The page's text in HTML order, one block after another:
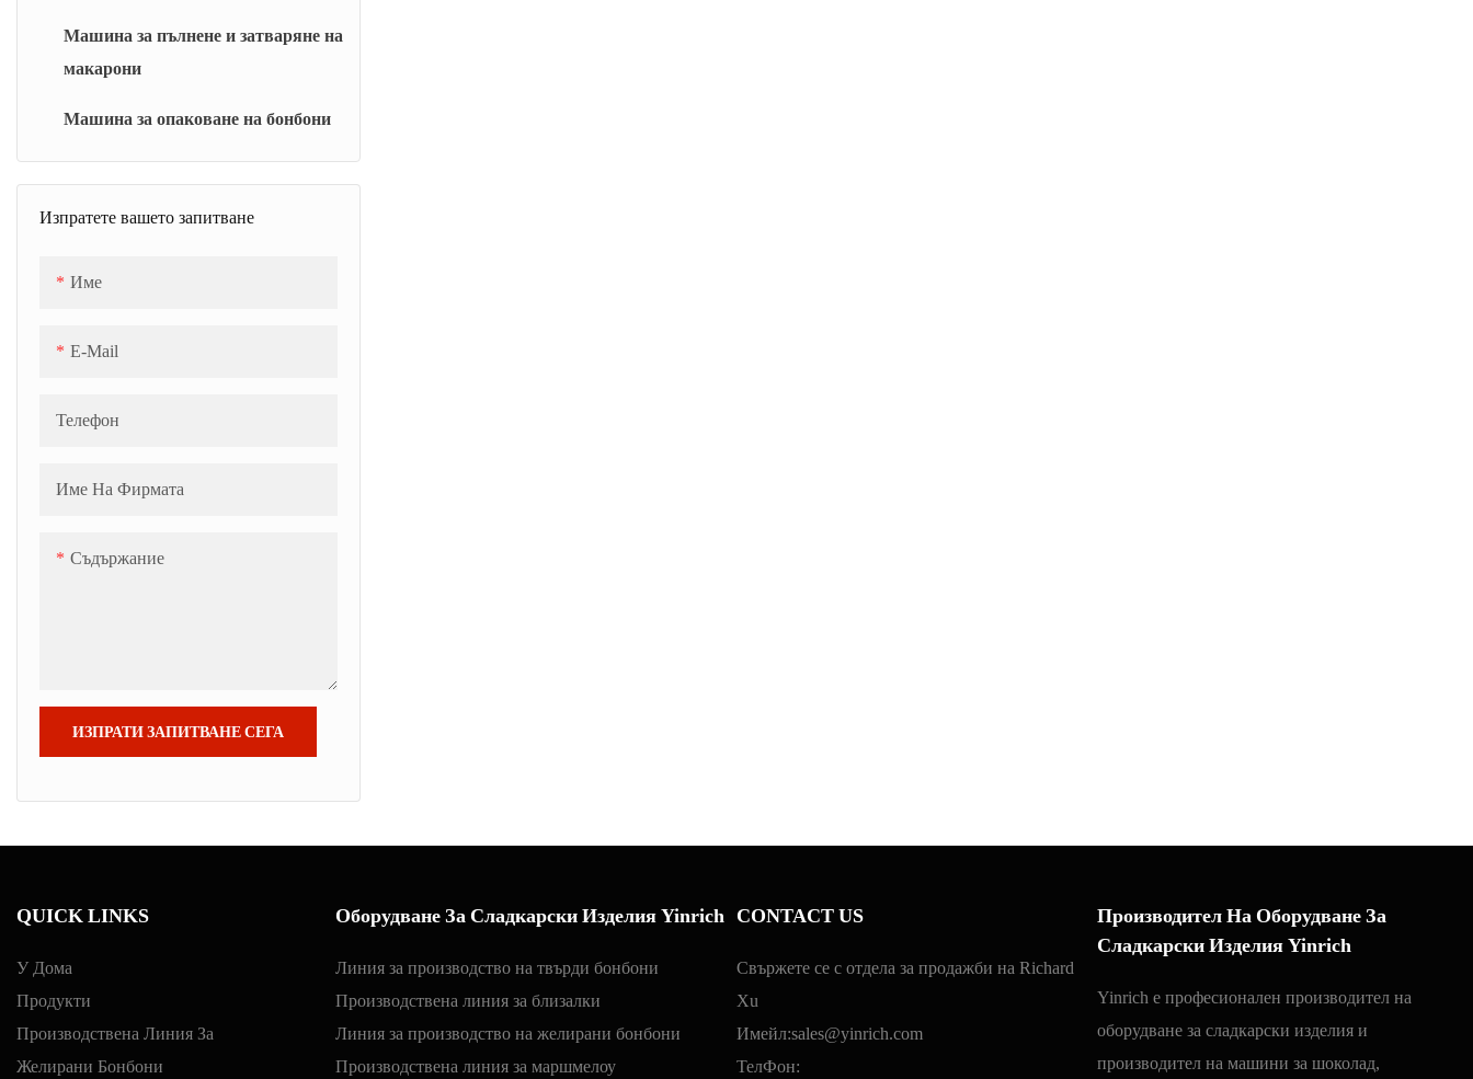
(CJC)
Охлаждащ колан (SCB)
Машина за пълнене и затваряне на
макарони
Машина за опаковане на бонбони
Изпратете вашето запитване
Име
E-Mail
Телефон
Име На Фирмата
Съдържание
ИЗПРАТИ ЗАПИТВАНЕ СЕГА
QUICK LINKS
У Дома
Продукти
Производствена Линия За
Желирани Бонбони
Оборудване За Сладкарски Изделия Yinrich
Линия за производство на твърди бонбони
Производствена линия за близалки
Линия за производство на желирани бонбони
Производствена линия за маршмелоу
CONTACT US
Свържете се с отдела за продажби на Richard
Xu
Имейл:sales@yinrich.com
ТелФон:
Производител На Оборудване За
Сладкарски Изделия Yinrich
Yinrich е професионален производител на
оборудване за сладкарски изделия и
производител на машини за шоколад,